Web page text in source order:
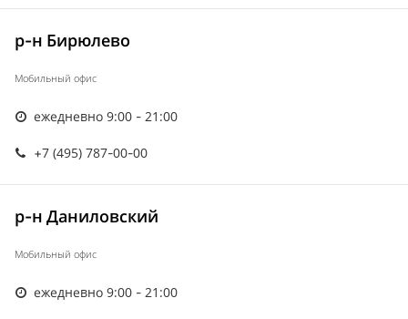
р-н Бирюлево
Мобильный офис
ежедневно 9:00 - 21:00
+7 (495) 787-00-00
р-н Даниловский
Мобильный офис
ежедневно 9:00 - 21:00